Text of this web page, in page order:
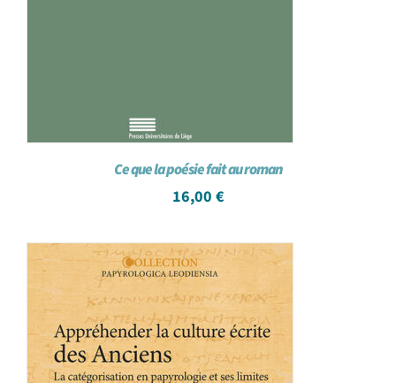
Ce que la poésie fait au roman
16,00 €